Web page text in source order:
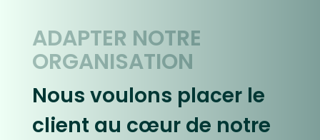
ADAPTER NOTRE
ORGANISATION
Nous voulons placer le
client au cœur de notre